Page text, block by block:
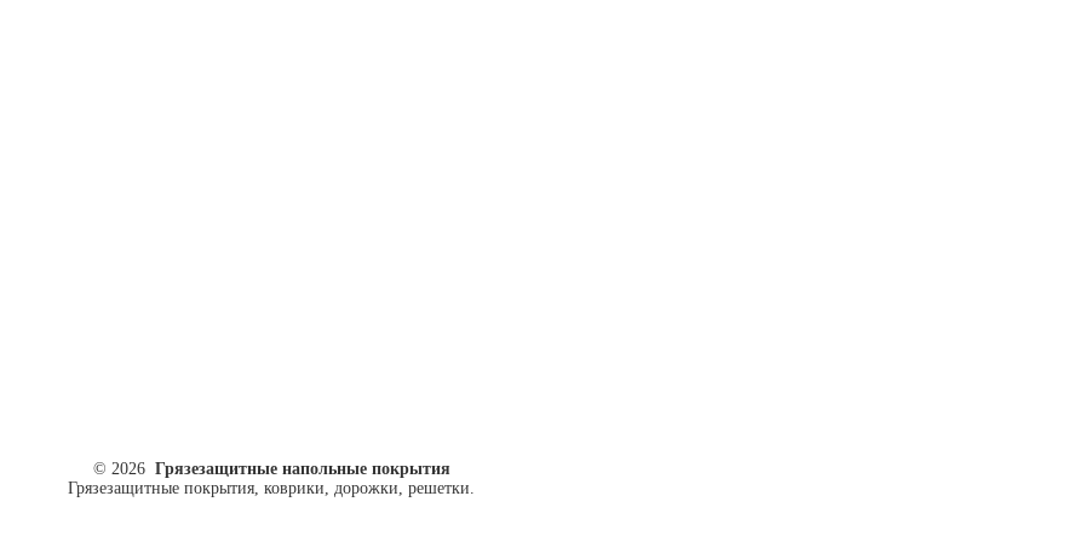
© 2026 Грязезащитные напольные покрытия
Грязезащитные покрытия, коврики, дорожки, решетки.